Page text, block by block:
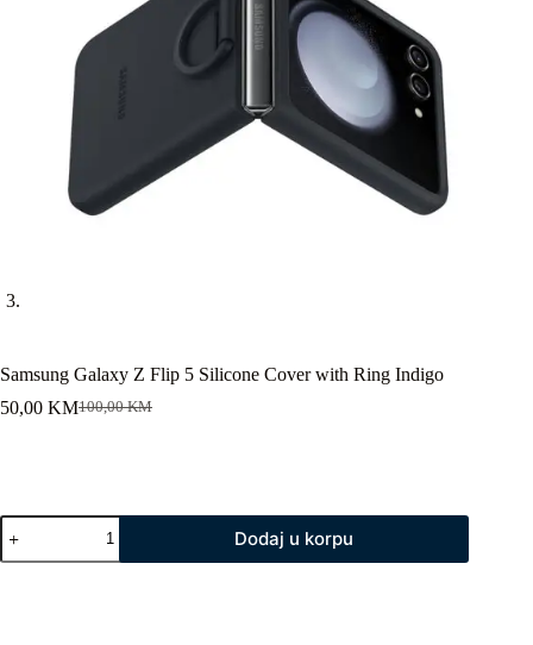
Samsung Galaxy Z Flip 5 Silicone Cover with Ring Indigo
100,00KM
Original
50,00 KMCurrent
Samsung
Galaxy
Z
Dodaj u korpu